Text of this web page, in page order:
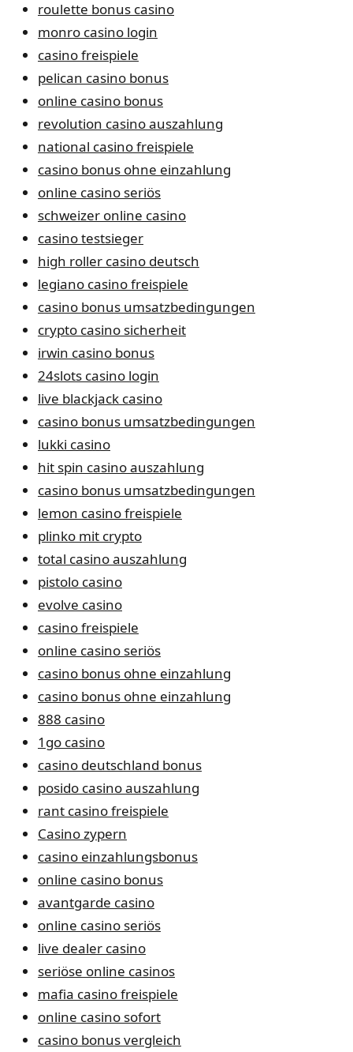
roulette bonus casino
monro casino login
casino freispiele
pelican casino bonus
online casino bonus
revolution casino auszahlung
national casino freispiele
casino bonus ohne einzahlung
online casino seriös
schweizer online casino
casino testsieger
high roller casino deutsch
legiano casino freispiele
casino bonus umsatzbedingungen
crypto casino sicherheit
irwin casino bonus
24slots casino login
live blackjack casino
casino bonus umsatzbedingungen
lukki casino
hit spin casino auszahlung
casino bonus umsatzbedingungen
lemon casino freispiele
plinko mit crypto
total casino auszahlung
pistolo casino
evolve casino
casino freispiele
online casino seriös
casino bonus ohne einzahlung
casino bonus ohne einzahlung
888 casino
1go casino
casino deutschland bonus
posido casino auszahlung
rant casino freispiele
Casino zypern
casino einzahlungsbonus
online casino bonus
avantgarde casino
online casino seriös
live dealer casino
seriöse online casinos
mafia casino freispiele
online casino sofort
casino bonus vergleich